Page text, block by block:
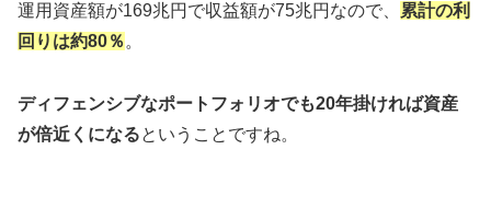
運用資産額が169兆円で収益額が75兆円なので、
累計の利
回りは約80％ 。
ディフェンシブなポートフォリオでも20年掛ければ資産
が倍近くになるということですね。